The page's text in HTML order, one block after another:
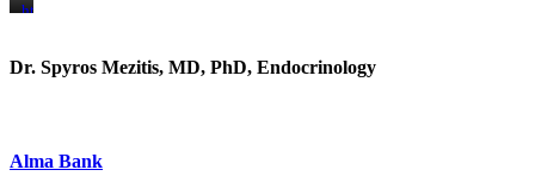
https://www.unitedbrothersfruitmarkets.com/
https://www.unitedbrothersfruitmarkets.com/
Dr. Spyros Mezitis, MD, PhD, Endocrinology
Alma Bank